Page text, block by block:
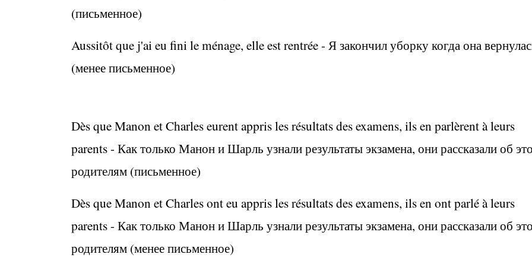
(письменное)
Aussitôt que j'ai eu fini le ménage, elle est rentrée - Я закончил уборку когда она
(менее письменное)
Dès que Manon et Charleseurentappris les résultats des examens, ils en parlèrent à leurs
parents- Как только Манон и Шарль узнали результаты экзамена, они рассказали об
родителям (письменное)
Dès que Manon et Charles ont eu appris les résultats des examens, ils en ont parlé à leurs
parents - Как только Манон и Шарль узнали результаты экзамена, они рассказали об
родителям (менее письменное)